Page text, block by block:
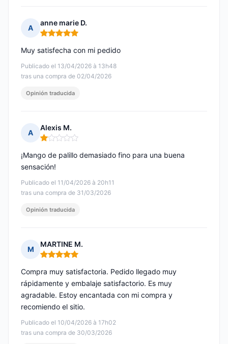
A
anne marie D.
Nota: 5 de 5
Publicado el 13/04/2026 à 13h48
tras una compra de 02/04/2026
Muy satisfecha con mi pedido
Opinión traducida
A
Alexis M.
Nota: 1 de 5
Publicado el 11/04/2026 à 20h11
tras una compra de 31/03/2026
¡Mango de palillo demasiado fino para una buena
sensación!
Opinión traducida
M
MARTINE M.
Nota: 5 de 5
Publicado el 10/04/2026 à 17h02
tras una compra de 30/03/2026
Compra muy satisfactoria. Pedido llegado muy
rápidamente y embalaje satisfactorio. Es muy
agradable. Estoy encantada con mi compra y
recomiendo el sitio.